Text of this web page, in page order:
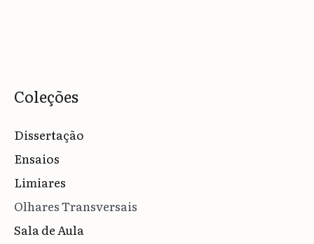
Coleções
Dissertação
Ensaios
Limiares
Olhares Transversais
Sala de Aula